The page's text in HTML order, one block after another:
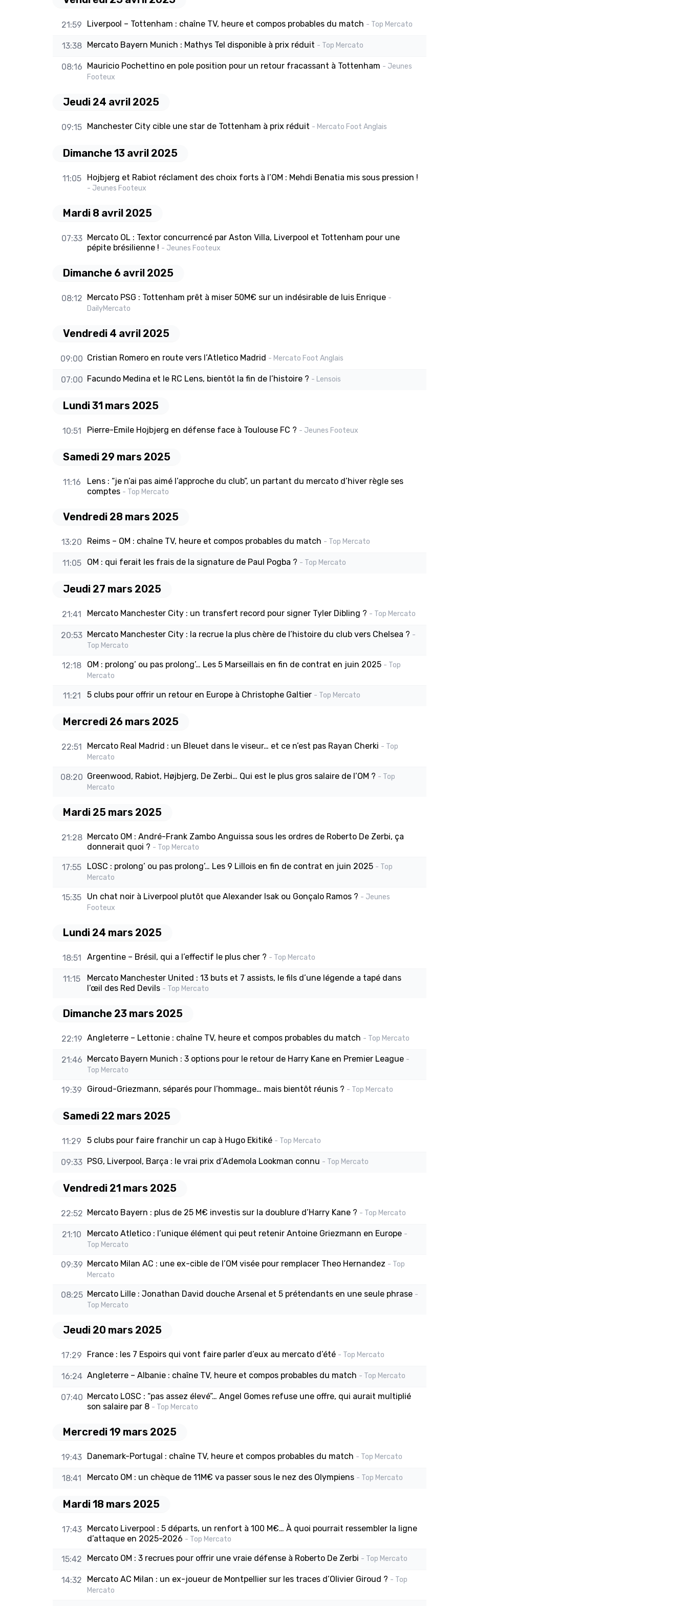
21:59 Liverpool – Tottenham : chaîne TV, heure et compos probables du match - Top Mercato
13:38 Mercato Bayern Munich : Mathys Tel disponible à prix réduit - Top Mercato
08:16 Mauricio Pochettino en pole position pour un retour fracassant à Tottenham - Jeunes
Footeux
Jeudi 24 avril 2025
09:15 Manchester City cible une star de Tottenham à prix réduit - Mercato Foot Anglais
Dimanche 13 avril 2025
11:05 Hojbjerg et Rabiot réclament des choix forts à l’OM : Mehdi Benatia mis sous pression !
- Jeunes Footeux
Mardi 8 avril 2025
07:33 Mercato OL : Textor concurrencé par Aston Villa, Liverpool et Tottenham pour une
pépite brésilienne ! - Jeunes Footeux
Dimanche 6 avril 2025
08:12 Mercato PSG : Tottenham prêt à miser 50M€ sur un indésirable de luis Enrique -
DailyMercato
Vendredi 4 avril 2025
09:00 Cristian Romero en route vers l’Atletico Madrid - Mercato Foot Anglais
07:00 Facundo Medina et le RC Lens, bientôt la fin de l’histoire ? - Lensois
Lundi 31 mars 2025
10:51 Pierre-Emile Hojbjerg en défense face à Toulouse FC ? - Jeunes Footeux
Samedi 29 mars 2025
11:16
Lens : “je n’ai pas aimé l’approche du club”, un partant du mercato d’hiver règle ses
comptes - Top Mercato
Vendredi 28 mars 2025
13:20 Reims – OM : chaîne TV, heure et compos probables du match - Top Mercato
11:05 OM : qui ferait les frais de la signature de Paul Pogba ? - Top Mercato
Jeudi 27 mars 2025
21:41 Mercato Manchester City : un transfert record pour signer Tyler Dibling ? - Top Mercato
20:53 Mercato Manchester City : la recrue la plus chère de l’histoire du club vers Chelsea ? -
Top Mercato
12:18 OM : prolong’ ou pas prolong’… Les 5 Marseillais en fin de contrat en juin 2025 - Top
Mercato
11:21 5 clubs pour offrir un retour en Europe à Christophe Galtier - Top Mercato
Mercredi 26 mars 2025
22:51 Mercato Real Madrid : un Bleuet dans le viseur… et ce n’est pas Rayan Cherki - Top
Mercato
08:20 Greenwood, Rabiot, Højbjerg, De Zerbi… Qui est le plus gros salaire de l’OM ? - Top
Mercato
Mardi 25 mars 2025
21:28 Mercato OM : André-Frank Zambo Anguissa sous les ordres de Roberto De Zerbi, ça
donnerait quoi ? - Top Mercato
17:55 LOSC : prolong’ ou pas prolong’… Les 9 Lillois en fin de contrat en juin 2025 - Top
Mercato
15:35 Un chat noir à Liverpool plutôt que Alexander Isak ou Gonçalo Ramos ? - Jeunes
Footeux
Lundi 24 mars 2025
18:51 Argentine – Brésil, qui a l’effectif le plus cher ? - Top Mercato
11:15
Mercato Manchester United : 13 buts et 7 assists, le fils d’une légende a tapé dans
l’œil des Red Devils - Top Mercato
Dimanche 23 mars 2025
22:19 Angleterre – Lettonie : chaîne TV, heure et compos probables du match - Top Mercato
21:46 Mercato Bayern Munich : 3 options pour le retour de Harry Kane en Premier League -
Top Mercato
19:39 Giroud-Griezmann, séparés pour l’hommage… mais bientôt réunis ? - Top Mercato
Samedi 22 mars 2025
11:29 5 clubs pour faire franchir un cap à Hugo Ekitiké - Top Mercato
09:33 PSG, Liverpool, Barça : le vrai prix d’Ademola Lookman connu - Top Mercato
Vendredi 21 mars 2025
22:52 Mercato Bayern : plus de 25 M€ investis sur la doublure d’Harry Kane ? - Top Mercato
21:10 Mercato Atletico : l’unique élément qui peut retenir Antoine Griezmann en Europe -
Top Mercato
09:39 Mercato Milan AC : une ex-cible de l’OM visée pour remplacer Theo Hernandez - Top
Mercato
08:25 Mercato Lille : Jonathan David douche Arsenal et 5 prétendants en une seule phrase -
Top Mercato
Jeudi 20 mars 2025
17:29 France : les 7 Espoirs qui vont faire parler d’eux au mercato d’été - Top Mercato
16:24 Angleterre – Albanie : chaîne TV, heure et compos probables du match - Top Mercato
07:40 Mercato LOSC : “pas assez élevé”… Angel Gomes refuse une offre, qui aurait multiplié
son salaire par 8 - Top Mercato
Mercredi 19 mars 2025
19:43 Danemark-Portugal : chaîne TV, heure et compos probables du match - Top Mercato
18:41 Mercato OM : un chèque de 11M€ va passer sous le nez des Olympiens - Top Mercato
Mardi 18 mars 2025
17:43 Mercato Liverpool : 5 départs, un renfort à 100 M€… À quoi pourrait ressembler la ligne
d’attaque en 2025-2026 - Top Mercato
15:42 Mercato OM : 3 recrues pour offrir une vraie défense à Roberto De Zerbi - Top Mercato
14:32 Mercato AC Milan : un ex-joueur de Montpellier sur les traces d’Olivier Giroud ? - Top
Mercato